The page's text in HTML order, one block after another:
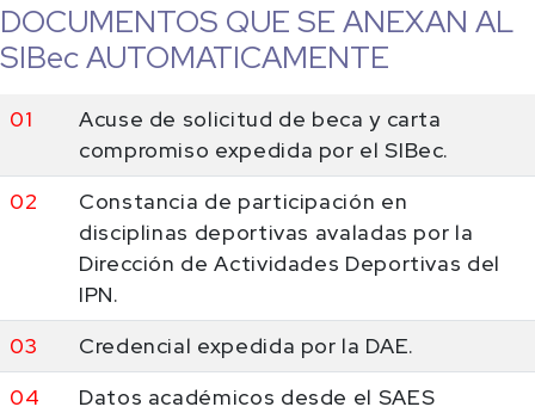
DOCUMENTOS QUE SE ANEXAN AL
SIBec AUTOMATICAMENTE
01
Acuse de solicitud de beca y carta
compromiso expedida por el SIBec.
02
Constancia de participación en
disciplinas deportivas avaladas por la
Dirección de Actividades Deportivas del
IPN.
03
Credencial expedida por la DAE.
04
Datos académicos desde el SAES